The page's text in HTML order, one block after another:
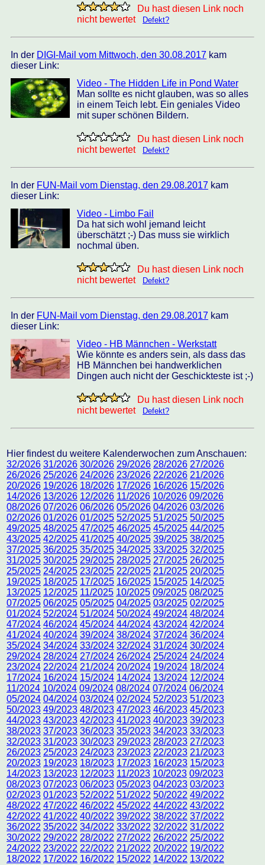
Du hast diesen Link noch
nicht bewertet
Defekt?
In der DIGI-Mail vom Mittwoch, den 30.08.2017 kam
dieser Link:
Video - The Hidden Life in Pond Water
Man sollte es nicht glauben, was so alles
in einem Teich lebt. Ein geniales Video
mit super schönen Bildern.
Du hast diesen Link noch
nicht bewertet
Defekt?
In der FUN-Mail vom Dienstag, den 29.08.2017 kam
dieser Link:
Video - Limbo Fail
Da hat sich wohl jemand leicht
überschätzt ;-) Das muss sie wirklich
nochmal üben.
Du hast diesen Link noch
nicht bewertet
Defekt?
In der FUN-Mail vom Dienstag, den 29.08.2017 kam
dieser Link:
Video - HB Männchen - Werkstatt
Wie könnte es anders sein, als dass das
HB Männchen bei handwerklichen
Dingen auch nicht der Geschickteste ist ;-)
Du hast diesen Link noch
nicht bewertet
Defekt?
Hier findest du weitere Kalenderwochen zum Anschauen:
32/2026 31/2026 30/2026 29/2026 28/2026 27/2026
26/2026 25/2026 24/2026 23/2026 22/2026 21/2026
20/2026 19/2026 18/2026 17/2026 16/2026 15/2026
14/2026 13/2026 12/2026 11/2026 10/2026 09/2026
08/2026 07/2026 06/2026 05/2026 04/2026 03/2026
02/2026 01/2026 01/2025 52/2025 51/2025 50/2025
49/2025 48/2025 47/2025 46/2025 45/2025 44/2025
43/2025 42/2025 41/2025 40/2025 39/2025 38/2025
37/2025 36/2025 35/2025 34/2025 33/2025 32/2025
31/2025 30/2025 29/2025 28/2025 27/2025 26/2025
25/2025 24/2025 23/2025 22/2025 21/2025 20/2025
19/2025 18/2025 17/2025 16/2025 15/2025 14/2025
13/2025 12/2025 11/2025 10/2025 09/2025 08/2025
07/2025 06/2025 05/2025 04/2025 03/2025 02/2025
01/2024 52/2024 51/2024 50/2024 49/2024 48/2024
47/2024 46/2024 45/2024 44/2024 43/2024 42/2024
41/2024 40/2024 39/2024 38/2024 37/2024 36/2024
35/2024 34/2024 33/2024 32/2024 31/2024 30/2024
29/2024 28/2024 27/2024 26/2024 25/2024 24/2024
23/2024 22/2024 21/2024 20/2024 19/2024 18/2024
17/2024 16/2024 15/2024 14/2024 13/2024 12/2024
11/2024 10/2024 09/2024 08/2024 07/2024 06/2024
05/2024 04/2024 03/2024 02/2024 52/2023 51/2023
50/2023 49/2023 48/2023 47/2023 46/2023 45/2023
44/2023 43/2023 42/2023 41/2023 40/2023 39/2023
38/2023 37/2023 36/2023 35/2023 34/2023 33/2023
32/2023 31/2023 30/2023 29/2023 28/2023 27/2023
26/2023 25/2023 24/2023 23/2023 22/2023 21/2023
20/2023 19/2023 18/2023 17/2023 16/2023 15/2023
14/2023 13/2023 12/2023 11/2023 10/2023 09/2023
08/2023 07/2023 06/2023 05/2023 04/2023 03/2023
02/2023 01/2023 52/2022 51/2022 50/2022 49/2022
48/2022 47/2022 46/2022 45/2022 44/2022 43/2022
42/2022 41/2022 40/2022 39/2022 38/2022 37/2022
36/2022 35/2022 34/2022 33/2022 32/2022 31/2022
30/2022 29/2022 28/2022 27/2022 26/2022 25/2022
24/2022 23/2022 22/2022 21/2022 20/2022 19/2022
18/2022 17/2022 16/2022 15/2022 14/2022 13/2022